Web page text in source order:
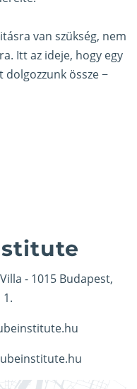
van szükség, nem
Itt az ideje, hogy egy
össze −
- 1015 Budapest,
1.